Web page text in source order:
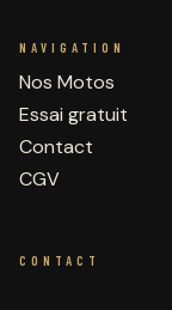
NAVIGATION
Nos Motos
Essai gratuit
Contact
CGV
CONTACT